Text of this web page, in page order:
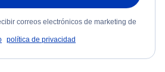
correos electrónicos de marketing de
política de privacidad